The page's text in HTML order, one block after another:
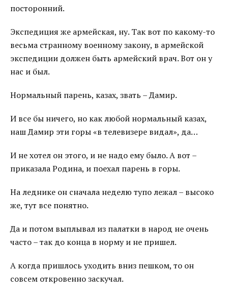
посторонний.
Экспедиция же армейская, ну. Так вот по какому-то
весьма странному военному закону, в армейской
экспедиции должен быть армейский врач. Вот он у
нас и был.
Нормальный парень, казах, звать – Дамир.
И все бы ничего, но как любой нормальный казах,
наш Дамир эти горы «в телевизере видал», да…
И не хотел он этого, и не надо ему было. А вот –
приказала Родина, и поехал парень в горы.
На леднике он сначала неделю тупо лежал – высоко
же, тут все понятно.
Да и потом выплывал из палатки в народ не очень
часто – так до конца в норму и не пришел.
А когда пришлось уходить вниз пешком, то он
совсем откровенно заскучал.